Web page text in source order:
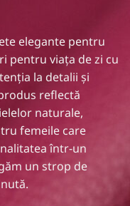
elegante pentru
pentru viața de zi cu
la detalii și
reflectă
naturale,
femeile care
într-un
un strop de